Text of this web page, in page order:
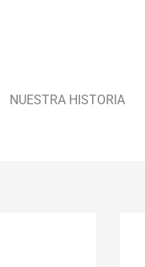
NUESTRA HISTORIA